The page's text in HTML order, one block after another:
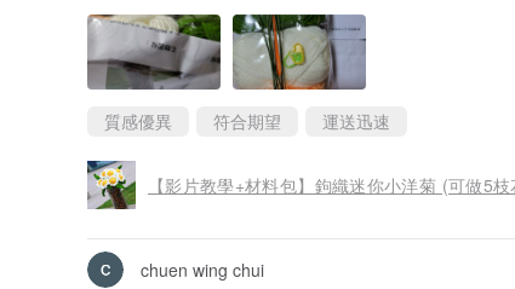
質感優異 符合期望 運送迅速
【影片教學+材料包】鉤織迷你小洋菊 (可做5枝
chuen wing chui